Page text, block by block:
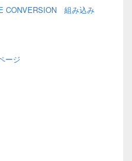
CONVERSION 組み込み
ージ